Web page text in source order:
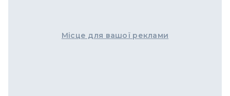
Місце для вашої реклами